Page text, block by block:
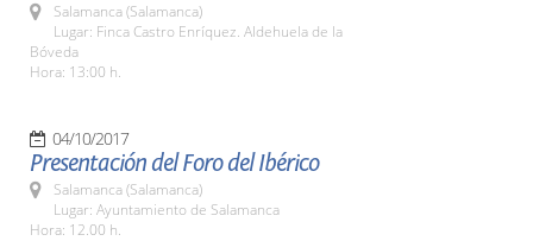
Salamanca (Salamanca)
Lugar: Finca Castro Enríquez. Aldehuela de la
Bóveda
Hora: 13:00 h.
04/10/2017
Presentación del Foro del Ibérico
Salamanca (Salamanca)
Lugar: Ayuntamiento de Salamanca
Hora: 12.00 h.